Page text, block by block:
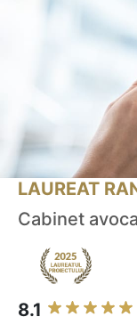
LAUREAT
Cabinet
8.1